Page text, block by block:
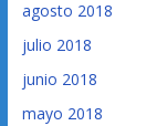
agosto 2018
julio 2018
junio 2018
mayo 2018